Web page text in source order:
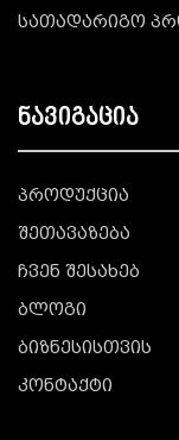
სათადარიგო
ნავიგაცია
პროდუქცია
შეთავაზება
ჩვენ შესახებ
ბლოგი
ბიზნესისთვის
კონტაქტი